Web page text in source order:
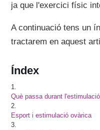
ja que l'exercici físic
A continuació tens un
tractarem en aquest
Índex
1.
Què passa durant
2.
Esport i estimulació ovàrica
3.